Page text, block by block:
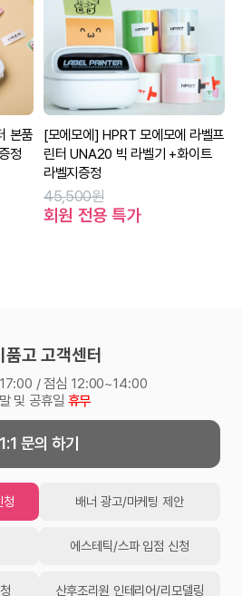
본품
정
[모에모에] HPRT 모에모에 라벨프
린터 UNA20 빅 라벨기 +화이트
라벨지증정
45,500원
회원 전용 특가
품고 고객센터
/ 점심 12:00~14:00
및 공휴일 휴무
1:1 문의 하기
청 배너 광고/마케팅 제안
에스테틱/스파 입점 신청
산후조리원 인테리어/리모델링